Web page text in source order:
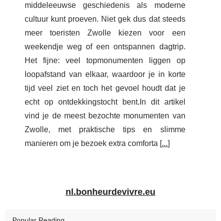
middeleeuwse geschiedenis als moderne
cultuur kunt proeven. Niet gek dus dat steeds
meer toeristen Zwolle kiezen voor een
weekendje weg of een ontspannen dagtrip.
Het fijne: veel topmonumenten liggen op
loopafstand van elkaar, waardoor je in korte
tijd veel ziet en toch het gevoel houdt dat je
echt op ontdekkingstocht bent.In dit artikel
vind je de meest bezochte monumenten van
Zwolle, met praktische tips en slimme
manieren om je bezoek extra comforta [...]
nl.bonheurdevivre.eu